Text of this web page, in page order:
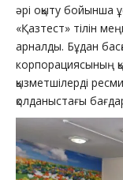
әрі оқыту бойынша
«Қазтест» тілін
арналды. Бұдан
корпорациясының
қызметшілерді
қолданыстағы